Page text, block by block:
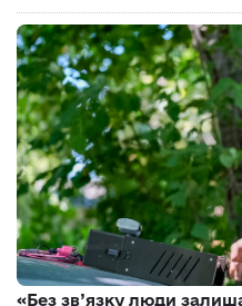
«Без зв’язку люди